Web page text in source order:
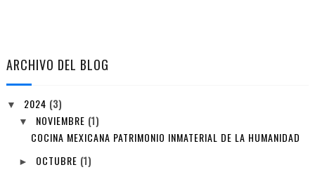
ARCHIVO DEL BLOG
▼ 2024 (3)
▼ NOVIEMBRE (1)
COCINA MEXICANA PATRIMONIO INMATERIAL DE LA HUMANIDAD
► OCTUBRE (1)